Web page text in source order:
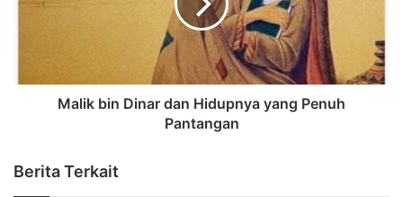
Malik bin Dinar dan Hidupnya yang Penuh
Pantangan
Berita Terkait